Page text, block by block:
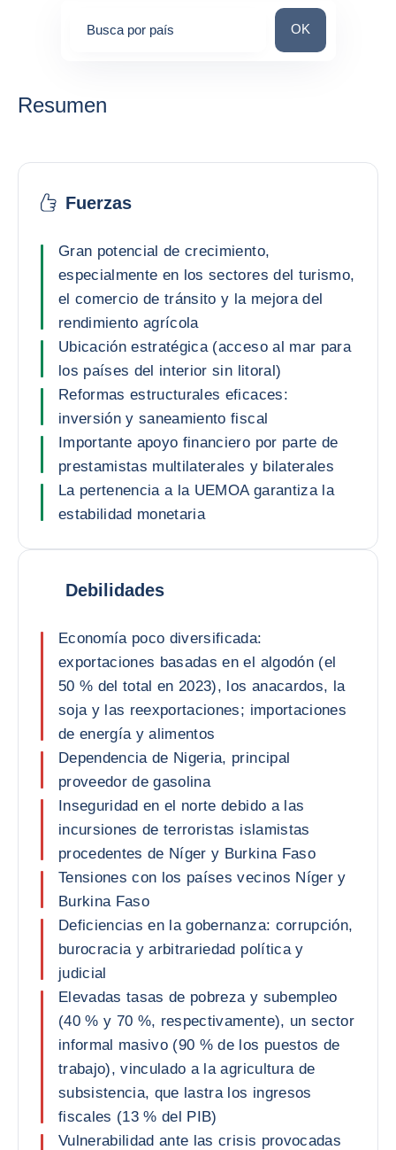
Busca por país Busca por país
OK
Resumen
Fuerzas
Gran potencial de crecimiento,
especialmente en los sectores del turismo,
el comercio de tránsito y la mejora del
rendimiento agrícola
Ubicación estratégica (acceso al mar para
los países del interior sin litoral)
Reformas estructurales eficaces:
inversión y saneamiento fiscal
Importante apoyo financiero por parte de
prestamistas multilaterales y bilaterales
La pertenencia a la UEMOA garantiza la
estabilidad monetaria
Debilidades
Economía poco diversificada:
exportaciones basadas en el algodón (el
50 % del total en 2023), los anacardos, la
soja y las reexportaciones; importaciones
de energía y alimentos
Dependencia de Nigeria, principal
proveedor de gasolina
Inseguridad en el norte debido a las
incursiones de terroristas islamistas
procedentes de Níger y Burkina Faso
Tensiones con los países vecinos Níger y
Burkina Faso
Deficiencias en la gobernanza: corrupción,
burocracia y arbitrariedad política y
judicial
Elevadas tasas de pobreza y subempleo
(40 % y 70 %, respectivamente), un sector
informal masivo (90 % de los puestos de
trabajo), vinculado a la agricultura de
subsistencia, que lastra los ingresos
fiscales (13 % del PIB)
Vulnerabilidad ante las crisis provocadas